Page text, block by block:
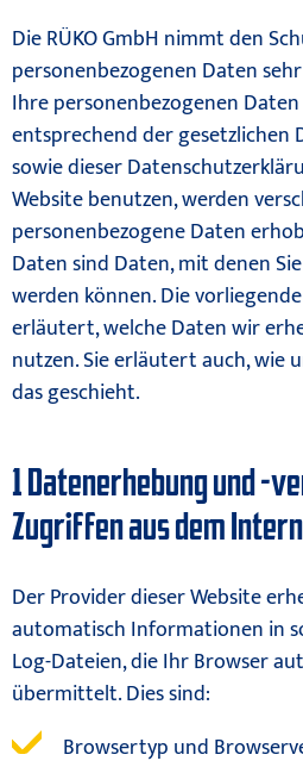
Die RÜKO GmbH nimmt den
personenbezogenen Daten
Ihre personenbezogenen
entsprechend der
sowie dieser
Website benutzen, werden
personenbezogene Daten
Daten sind Daten, mit denen
werden können. Die
erläutert, welche Daten wir
nutzen. Sie erläutert auch, wie
das geschieht.
1 Datenerhebung und -
Zugriffen aus dem
Der Provider dieser Website
automatisch Informationen in
Log-Dateien, die Ihr Browser
übermittelt. Dies sind:
Browsertyp und